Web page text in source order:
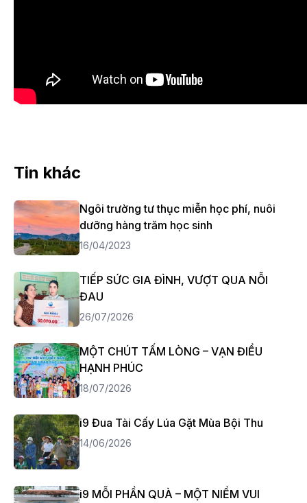
Tin khác
Ngôi trường tư thục miễn học phí, nuôi
dưỡng hàng trăm học sinh
16/04/2023
TIẾP SỨC GIA ĐÌNH, VƯỢT QUA NỖI
ĐAU
26/07/2026
MỘT CHÚT TẤM LÒNG – VẠN ĐIỀU
HẠNH PHÚC
18/07/2026
i9 Đua Tài Cấy Lúa Gặt Mùa Bội Thu
14/06/2026
i9 MỖI PHẦN QUÀ – MỘT NIỀM VUI